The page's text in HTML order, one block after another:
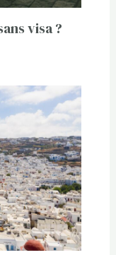
visa ?